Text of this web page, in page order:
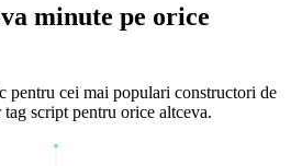
minute pe orice
pentru cei mai populari constructori de
script pentru orice altceva.